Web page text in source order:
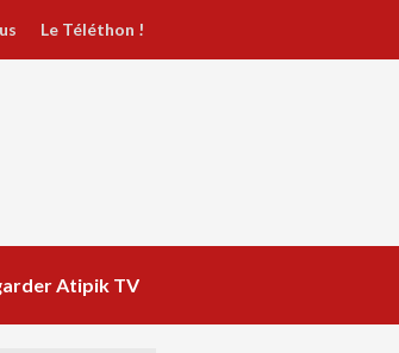
Le Téléthon !
Atipik TV